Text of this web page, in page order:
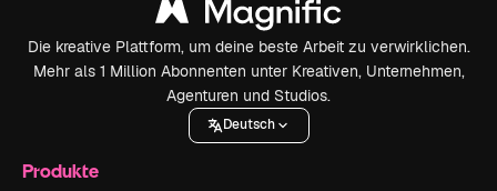
Die kreative Plattform, um deine beste Arbeit zu verwirklichen.
Mehr als 1 Million Abonnenten unter Kreativen, Unternehmen,
Agenturen und Studios.
Deutsch
Produkte